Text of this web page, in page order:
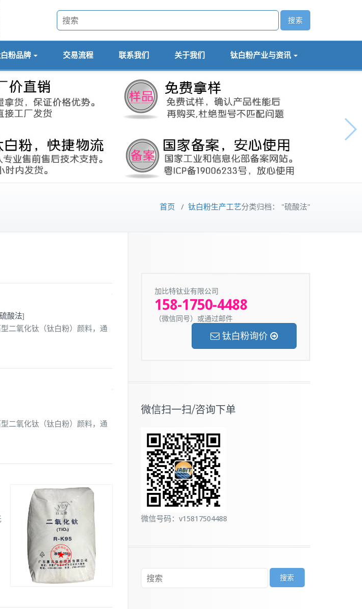
粉品牌 交易流程 联系我们 关于我们 钛白粉产业与资讯
首页 / 钛白粉生产工艺分类归档： "硫酸法"
硫酸法]
二氧化钛（钛白粉）颜料，通
二氧化钛（钛白粉）颜料，通
加比特钛业有限公司
158-1750-4488
（微信同号）或通过邮件
钛白粉询价
微信扫一扫/咨询下单
微信号码：v15817504488